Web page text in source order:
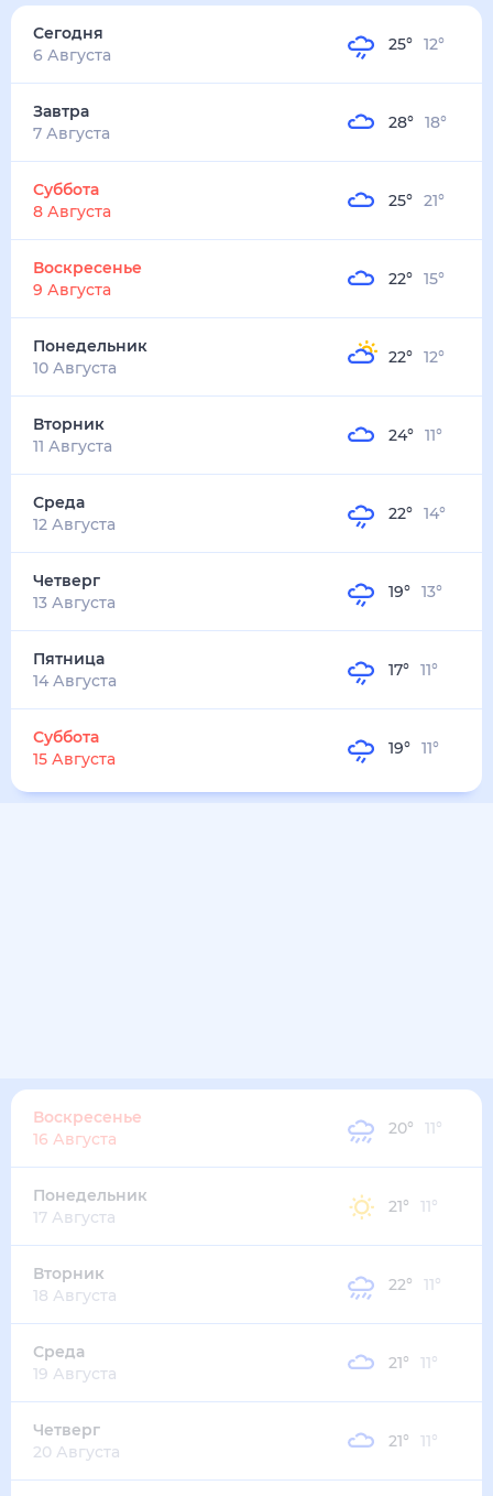
Сегодня
6 Августа
25° 12°
Завтра
7 Августа
28° 18°
Суббота
8 Августа
25° 21°
Воскресенье
9 Августа
22° 15°
Понедельник
10 Августа
22° 12°
Вторник
11 Августа
24° 11°
Среда
12 Августа
22° 14°
Четверг
13 Августа
19° 13°
Пятница
14 Августа
17° 11°
Суббота
15 Августа
19° 11°
Воскресенье
16 Августа
20° 11°
Понедельник
17 Августа
21° 11°
Вторник
18 Августа
22° 11°
Среда
19 Августа
21° 11°
Четверг
20 Августа
21° 11°